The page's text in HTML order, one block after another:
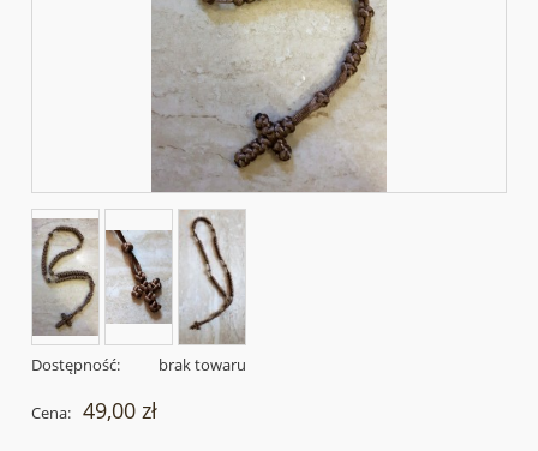
Dostępność: brak towaru
Cena: 49,00 zł